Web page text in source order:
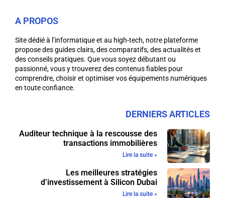
A PROPOS
Site dédié à l’informatique et au high-tech, notre plateforme
propose des guides clairs, des comparatifs, des actualités et
des conseils pratiques. Que vous soyez débutant ou
passionné, vous y trouverez des contenus fiables pour
comprendre, choisir et optimiser vos équipements numériques
en toute confiance.
DERNIERS ARTICLES
Auditeur technique à la rescousse des
transactions immobilières
Lire la suite »
Les meilleures stratégies
d’investissement à Silicon Dubai
Lire la suite »